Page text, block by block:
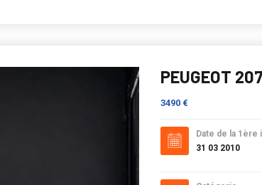
PEUGEOT
3490 €
Date de la 1ère
31 03 2010